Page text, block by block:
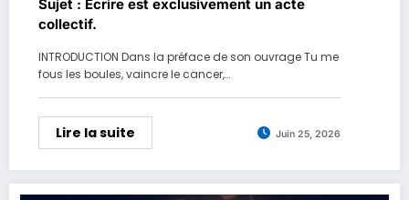
Sujet : Écrire est exclusivement un acte
collectif.
INTRODUCTION Dans la préface de son ouvrage Tu me
fous les boules, vaincre le cancer,…
Lire la suite Juin 25, 2026